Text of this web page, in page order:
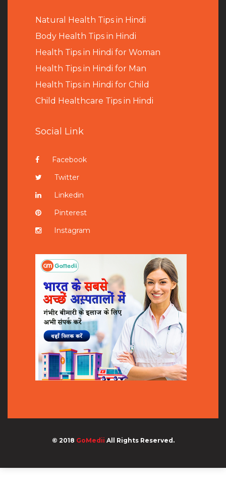
Natural Health Tips in Hindi
Body Health Tips in Hindi
Health Tips in Hindi for Woman
Health Tips in Hindi for Man
Health Tips in Hindi for Child
Child Healthcare Tips in Hindi
Social Link
Facebook
Twitter
Linkedin
Pinterest
Instagram
© 2018 GoMedii All Rights Reserved.